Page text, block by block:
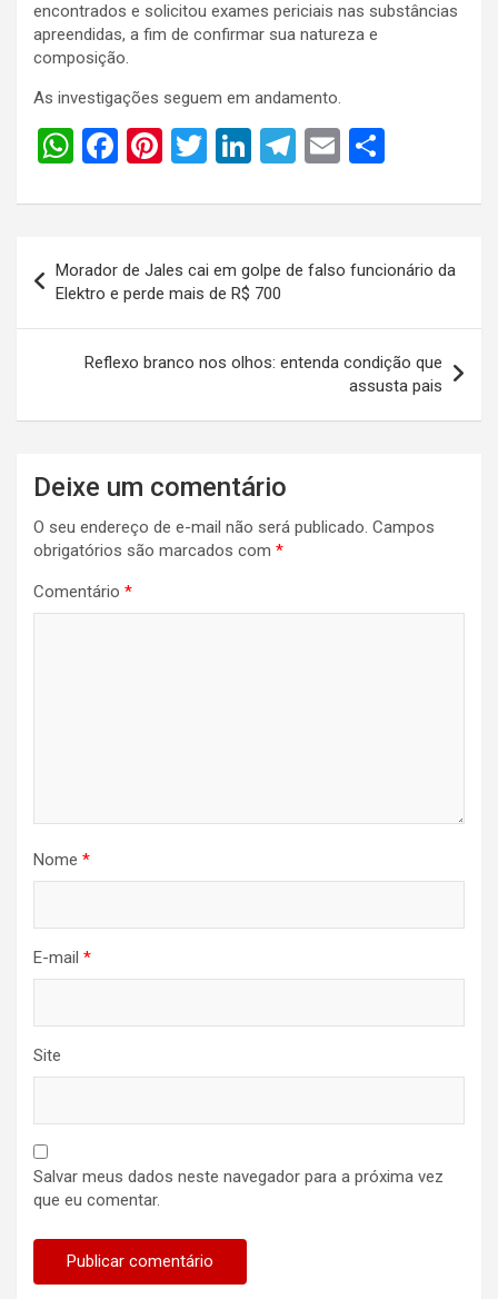
encontrados e solicitou exames periciais nas substâncias
apreendidas, a fim de confirmar sua natureza e
composição.
As investigações seguem em andamento.
W
at
A
p
p
F
ce
b
o
o
k
Pi
er
es
t
T
tt
er
Li
ke
dI
n
T
e
gr
a
m
E
ail ar
e
de
Post
Morador de Jales cai em golpe de falso funcionário da
Elektro e perde mais de R$ 700
Reflexo branco nos olhos: entenda condição que
assusta pais
Deixe um comentário
O seu endereço de e-mail não será publicado. Campos
obrigatórios são marcados com *
Comentário *
Nome *
E-mail *
Site
Salvar meus dados neste navegador para a próxima vez
que eu comentar.